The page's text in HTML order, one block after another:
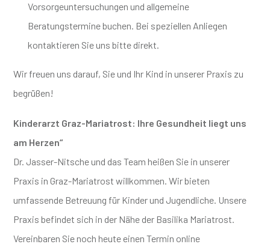
Vorsorgeuntersuchungen und allgemeine
Beratungstermine buchen. Bei speziellen Anliegen
kontaktieren Sie uns bitte direkt.
Wir freuen uns darauf, Sie und Ihr Kind in unserer Praxis zu
begrüßen!
Kinderarzt Graz-Mariatrost: Ihre Gesundheit liegt uns
am Herzen“
Dr. Jasser-Nitsche und das Team heißen Sie in unserer
Praxis in Graz-Mariatrost willkommen. Wir bieten
umfassende Betreuung für Kinder und Jugendliche. Unsere
Praxis befindet sich in der Nähe der Basilika Mariatrost.
Vereinbaren Sie noch heute einen Termin online